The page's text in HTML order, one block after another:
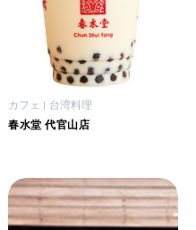
カフェ 台湾料理
春水堂 代官山店